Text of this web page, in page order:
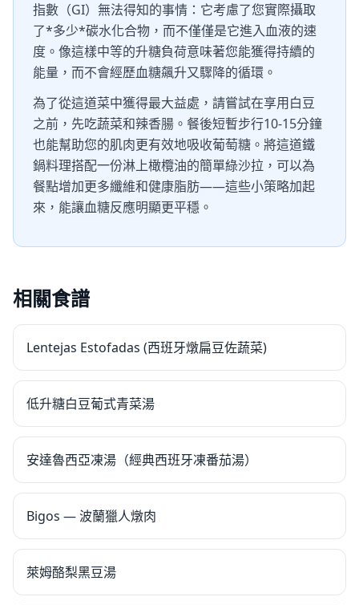
指數（GI）無法得知的事情：它考慮了您實際攝取
了*多少*碳水化合物，而不僅僅是它進入血液的速
度。像這樣中等的升糖負荷意味著您能獲得持續的
能量，而不會經歷血糖飆升又驟降的循環。
為了從這道菜中獲得最大益處，請嘗試在享用白豆
之前，先吃蔬菜和辣香腸。餐後短暫步行10-15分鐘
也能幫助您的肌肉更有效地吸收葡萄糖。將這道鐵
鍋料理搭配一份淋上橄欖油的簡單綠沙拉，可以為
餐點增加更多纖維和健康脂肪——這些小策略加起
來，能讓血糖反應明顯更平穩。
相關食譜
Lentejas Estofadas (西班牙燉扁豆佐蔬菜)
低升糖白豆葡式青菜湯
安達魯西亞凍湯（經典西班牙凍番茄湯）
Bigos — 波蘭獵人燉肉
萊姆酪梨黑豆湯